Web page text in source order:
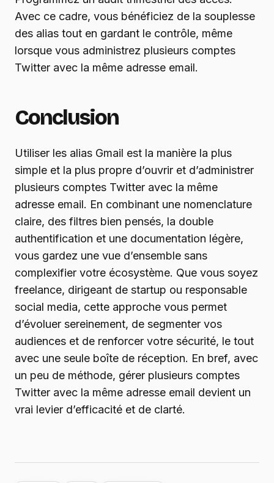
Avec ce cadre, vous bénéficiez de la souplesse
des alias tout en gardant le contrôle, même
lorsque vous administrez plusieurs comptes
Twitter avec la même adresse email.
Conclusion
Utiliser les alias Gmail est la manière la plus
simple et la plus propre d’ouvrir et d’administrer
plusieurs comptes Twitter avec la même
adresse email. En combinant une nomenclature
claire, des filtres bien pensés, la double
authentification et une documentation légère,
vous gardez une vue d’ensemble sans
complexifier votre écosystème. Que vous soyez
freelance, dirigeant de startup ou responsable
social media, cette approche vous permet
d’évoluer sereinement, de segmenter vos
audiences et de renforcer votre sécurité, le tout
avec une seule boîte de réception. En bref, avec
un peu de méthode, gérer plusieurs comptes
Twitter avec la même adresse email devient un
vrai levier d’efficacité et de clarté.